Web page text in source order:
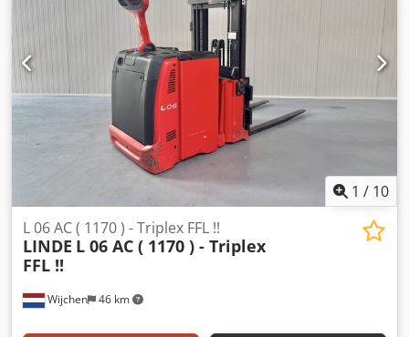
BREEDSPOORuitgevoerd met PALLET changer !! = Spreider /
Rotator / Klem ( Bereik van 560 tot 1700 mm )-
PROPORTIONELE hef & daal ventielen- Breedte tussen de
steunpoten 1280 MM !!
1 / 10
Wijchen 46 km
L 06 AC ( 1170 ) - Triplex FFL !!
LINDE L 06 AC ( 1170 ) - Triplex
FFL !!